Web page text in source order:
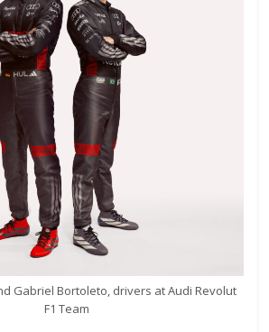
Gabriel Bortoleto, drivers at Audi Revolut
F1 Team